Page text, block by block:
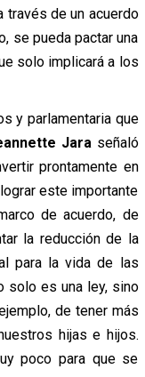
través de un acuerdo
se pueda pactar una
solo implicará a los
y parlamentaria que
Jara señaló
prontamente en
este importante
de acuerdo, de
la reducción de la
para la vida de las
solo es una ley, sino
de tener más
hijas e hijos.
poco para que se